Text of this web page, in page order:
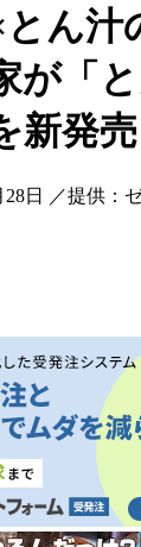
ん汁
「と
新発売
28日 ／提供：